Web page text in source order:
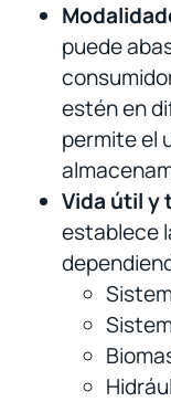
puede
estén en
permite el
Vida útil y
establece